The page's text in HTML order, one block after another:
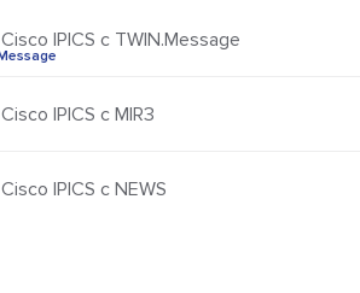
Cisco IPICS с TWIN.Message
Cisco IPICS с MIR3
Cisco IPICS с NEWS